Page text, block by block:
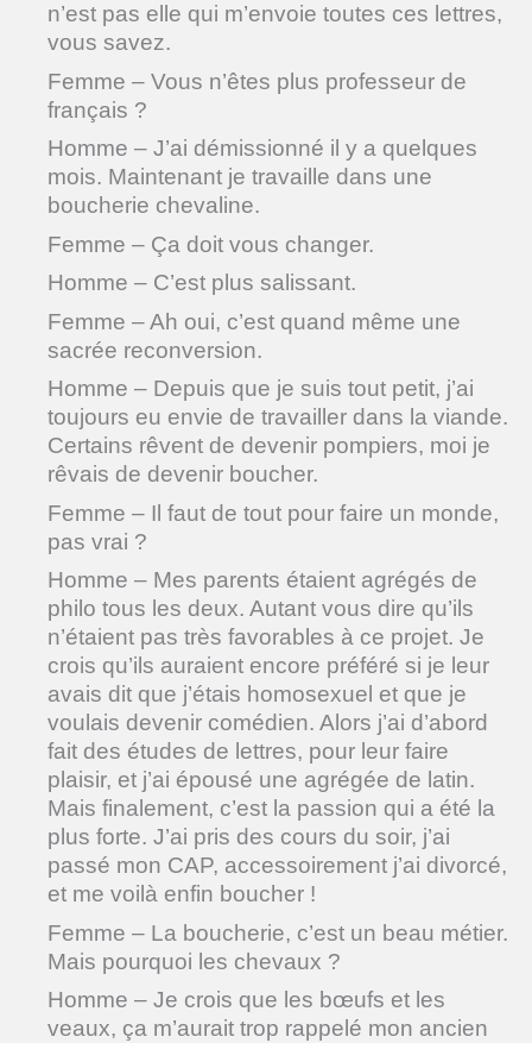
n’est pas elle qui m’envoie toutes ces lettres,
vous savez.
Femme – Vous n’êtes plus professeur de
français ?
Homme – J’ai démissionné il y a quelques
mois. Maintenant je travaille dans une
boucherie chevaline.
Femme – Ça doit vous changer.
Homme – C’est plus salissant.
Femme – Ah oui, c’est quand même une
sacrée reconversion.
Homme – Depuis que je suis tout petit, j’ai
toujours eu envie de travailler dans la viande.
Certains rêvent de devenir pompiers, moi je
rêvais de devenir boucher.
Femme – Il faut de tout pour faire un monde,
pas vrai ?
Homme – Mes parents étaient agrégés de
philo tous les deux. Autant vous dire qu’ils
n’étaient pas très favorables à ce projet. Je
crois qu’ils auraient encore préféré si je leur
avais dit que j’étais homosexuel et que je
voulais devenir comédien. Alors j’ai d’abord
fait des études de lettres, pour leur faire
plaisir, et j’ai épousé une agrégée de latin.
Mais finalement, c’est la passion qui a été la
plus forte. J’ai pris des cours du soir, j’ai
passé mon CAP, accessoirement j’ai divorcé,
et me voilà enfin boucher !
Femme – La boucherie, c’est un beau métier.
Mais pourquoi les chevaux ?
Homme – Je crois que les bœufs et les
veaux, ça m’aurait trop rappelé mon ancien